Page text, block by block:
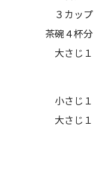
３カップ
茶碗４杯分
大さじ１
小さじ１
大さじ１